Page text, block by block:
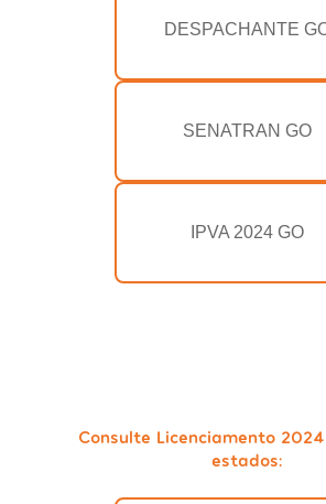
DESPACHANTE
SENATRAN GO
IPVA 2024 GO
Consulte Licenciamento
estados: